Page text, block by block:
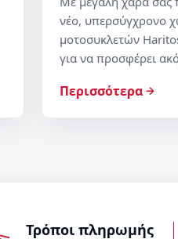
νέο, υπερσύγχρονο
μοτοσυκλετών
για να προσφέρει
Περισσότερα
Τρόποι πληρωμής